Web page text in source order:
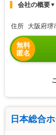
会社の概要▼
住所 大阪府堺
無料
匿名
日本総合